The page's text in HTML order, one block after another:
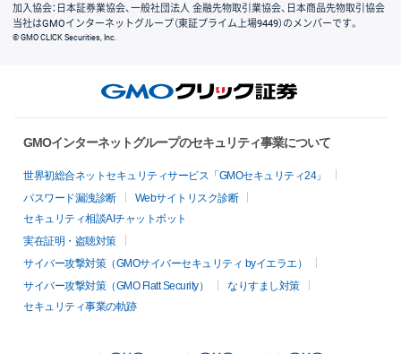
加入協会：日本証券業協会、一般社団法人 金融先物取引業協会、日本商品先物取引協会
当社はGMOインターネットグループ（東証プライム上場9449）のメンバーです。
© GMO CLICK Securities, Inc.
GMOインターネットグループのセキュリティ事業について
世界初総合ネットセキュリティサービス「GMOセキュリティ24」
パスワード漏洩診断
Webサイトリスク診断
セキュリティ相談AIチャットボット
実在証明・盗聴対策
サイバー攻撃対策（GMOサイバーセキュリティ byイエラエ）
サイバー攻撃対策（GMO Flatt Security）
なりすまし対策
セキュリティ事業の軌跡